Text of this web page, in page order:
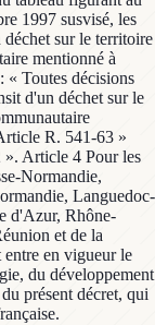
1997 susvisé, les
sur le territoire
mentionné à
« Toutes décisions
d'un déchet sur le
R. 541-63 »
». Article 4 Pour les
Normandie,
Languedoc-
d'Azur, Rhône-
et de la
en vigueur le
du développement
présent décret, qui